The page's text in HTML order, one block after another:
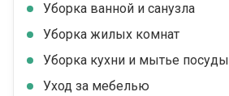
Уборка ванной и санузла
Уборка жилых комнат
Уборка кухни и мытье посуды
Уход за мебелью